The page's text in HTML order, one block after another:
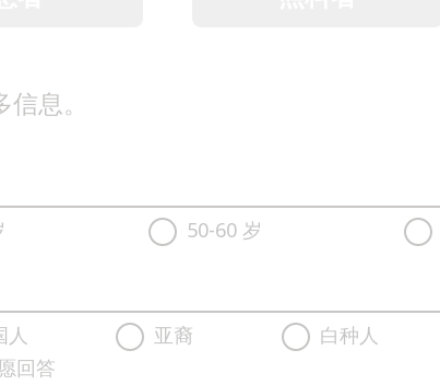
息。
50-60 岁
人 亚裔 白种人
回答